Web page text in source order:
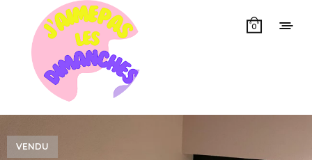
0
VENDU